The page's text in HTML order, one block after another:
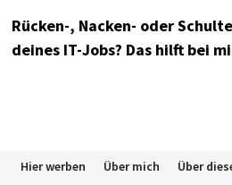
Rücken-, Nacken- oder
deines IT-Jobs? Das hilft bei
Hier werben Über mich Über